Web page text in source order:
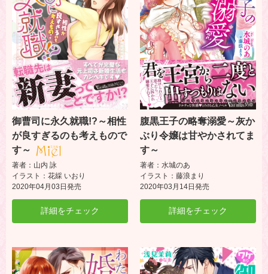
御曹司に永久就職!?～相性
が良すぎるのも考えもので
す～
著者：山内 詠
イラスト：花綵 いおり
2020年04月03日発売
詳細をチェック
腹黒王子の略奪溺愛～灰か
ぶり令嬢は甘やかされてま
す～
著者：水城のあ
イラスト：藤浪まり
2020年03月14日発売
詳細をチェック